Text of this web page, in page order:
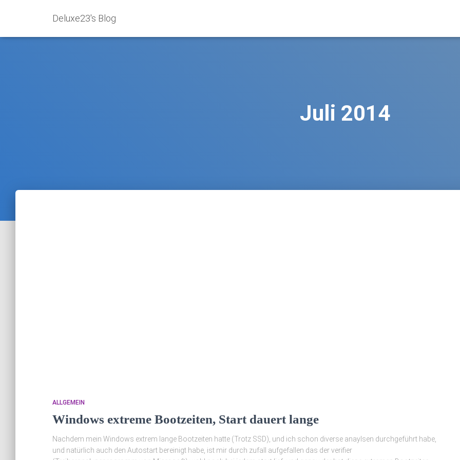
Deluxe23's Blog
Juli 2014
ALLGEMEIN
Windows extreme Bootzeiten, Start dauert lange
Nachdem mein Windows extrem lange Bootzeiten hatte (Trotz SSD), und ich schon diverse anaylsen durchgeführt habe,
und natürlich auch den Autostart bereinigt habe, ist mir durch zufall aufgefallen das der verifier